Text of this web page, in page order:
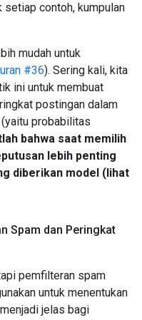
contoh, kumpulan
mudah untuk
#36). Sering kali, kita
ini untuk membuat
postingan dalam
probabilitas
bahwa saat memilih
lebih penting
diberikan model (lihat
Spam dan Peringkat
pemfilteran spam
untuk menentukan
jelas bagi